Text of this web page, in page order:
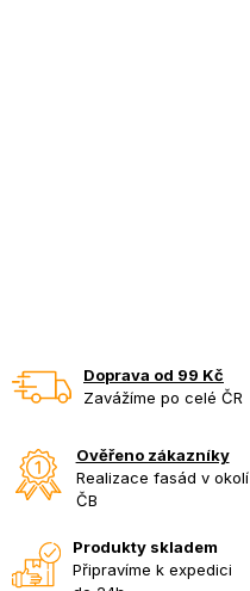
Doprava od 99 Kč
Zavážíme po celé ČR
Ověřeno zákazníky
Realizace fasád v okolí
ČB
Produkty skladem
Připravíme k expedici